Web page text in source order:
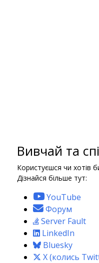
Вивчай та
Користуєшся чи хотів
Дізнайся більше тут:
YouTube
Форум
Server Fault
LinkedIn
Bluesky
X (колись